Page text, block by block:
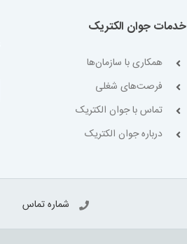
خدمات جوان الکتریک
همکاری با سازمان‌ها
فرصت‌های شغلی
تماس با جوان الکتریک
درباره جوان الکتریک
شماره تماس